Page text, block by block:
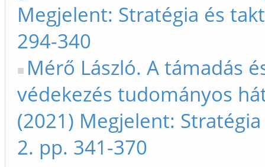
Megjelent: Stratégia és
294-340
Mérő László. A támadás
védekezés tudományos
(2021) Megjelent:
2. pp. 341-370